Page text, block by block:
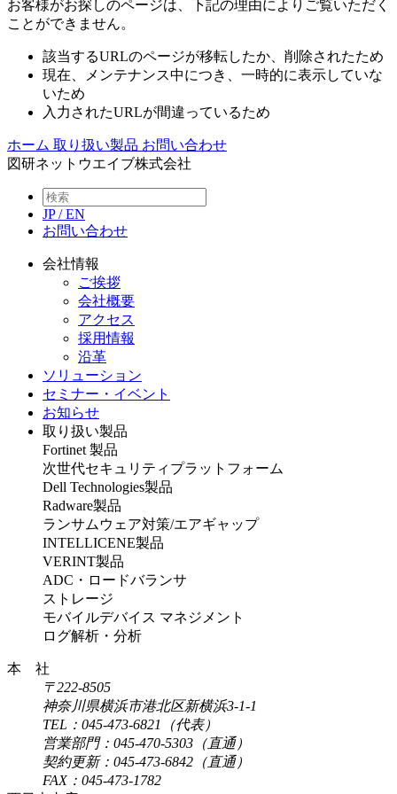
お客様がお探しのページは、下記の理由によりご覧いただく
ことができません。
該当するURLのページが移転したか、削除されたため
現在、メンテナンス中につき、一時的に表示していな
いため
入力されたURLが間違っているため
ホーム 取り扱い製品 お問い合わせ
図研ネットウエイブ株式会社
JP/EN
お問い合わせ
会社情報
ご挨拶
会社概要
アクセス
採用情報
沿革
ソリューション
セミナー・イベント
お知らせ
取り扱い製品
Fortinet 製品
次世代セキュリティプラットフォーム
Dell Technologies製品
Radware製品
ランサムウェア対策/エアギャップ
INTELLICENE製品
VERINT製品
ADC・ロードバランサ
ストレージ
モバイルデバイス マネジメント
ログ解析・分析
本 社
〒222-8505
神奈川県横浜市港北区新横浜3-1-1
TEL：045-473-6821（代表）
営業部門：045-470-5303（直通）
契約更新：045-473-6842（直通）
FAX：045-473-1782